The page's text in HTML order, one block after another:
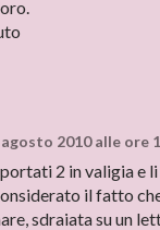
2010 alle ore
2 in valigia e
il fatto
sdraiata su un